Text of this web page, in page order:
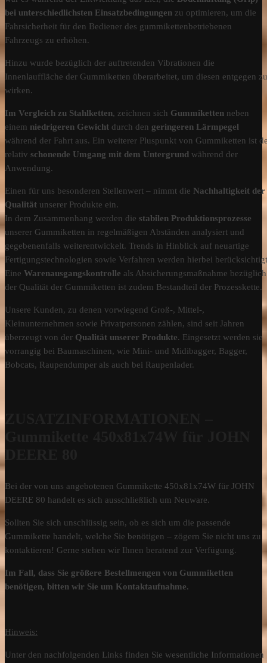
bei unterschiedlichsten Einsatzbedingungen zu optimieren, um die
Fahrsicherheit für den Bediener des gummikettenbetriebenen
Fahrzeugs zu erhöhen.
Hinzu wurde bezüglich der auftretenden Vibrationen die
Innenlauffläche der Gummiketten überarbeitet, um diesen entgegen zu
wirken.
Im Vergleich zu Stahlketten, zeichnen sich Gummiketten neben
einem niedrigeren Gewicht durch den geringeren Lärmpegel
während der Fahrt aus. Ein weiterer Pluspunkt von Gummiketten ist
relativ schonende Umgang mit dem Untergrund während der
Anwendung.
Einen für uns besonderen Stellenwert – nimmt die Nachhaltigkeit der
Qualität unserer Produkte ein.
In dem Zusammenhang werden die stabilen Produktionsprozesse
unserer Gummiketten in regelmäßigen Abständen analysiert und
gegebenenfalls weiterentwickelt. Trends in Hinblick auf neuartige
Fertigungstechnologien sowie Verfahren werden hierbei
Eine Warenausgangskontrolle als Absicherungsmaßnahme bezüglich
der Qualität der Gummiketten ist zudem Bestandteil der Prozesskette.
Unsere Kunden, zu denen vorwiegend Groß-, Mittel-,
Kleinunternehmen sowie Privatpersonen zählen, sind seit Jahren
überzeugt von der Qualität unserer Produkte. Eingesetzt werden sie
vorrangig bei Baumaschinen, wie Mini- und Midibagger, Bagger,
Bobcats, Raupendumper als auch bei Raupenlader.
Bei der von uns angebotenen Gummikette 450x81x74W für JOHN
DEERE 80 handelt es sich ausschließlich um Neuware.
Sollten Sie sich unschlüssig sein, ob es sich um die passende
Gummikette handelt, welche Sie benötigen – zögern Sie nicht uns zu
kontaktieren! Gerne stehen wir Ihnen beratend zur Verfügung.
Im Fall, dass Sie größere Bestellmengen von Gummiketten
benötigen, bitten wir Sie um Kontaktaufnahme.
Hinweis:
Unter den nachfolgenden Links finden Sie wesentliche Informationen